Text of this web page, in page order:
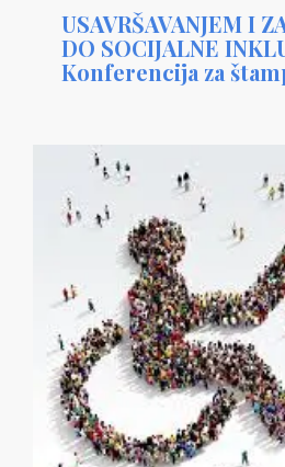
USAVRŠAVANJEM I
DO SOCIJALNE
Konferencija za